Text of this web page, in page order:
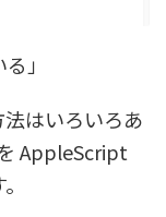
」
はいろいろあ
AppleScript